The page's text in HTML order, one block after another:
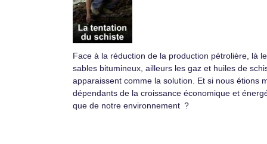
Face à la réduction de la production pétrolière, là
sables bitumineux, ailleurs les gaz et huiles de
apparaissent comme la solution. Et si nous étions
dépendants de la croissance économique et
que de notre environnement ?